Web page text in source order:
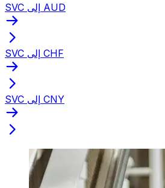
SVC إلى AUD
SVC إلى CHF
SVC إلى CNY